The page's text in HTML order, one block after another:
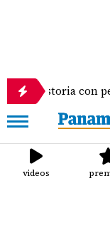
con personas
videos